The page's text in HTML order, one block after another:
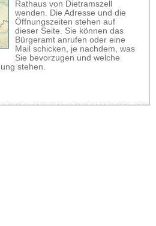
Rathaus von Dietramszell
wenden. Die Adresse und die
Öffnungszeiten stehen auf
dieser Seite. Sie können das
Bürgeramt anrufen oder eine
Mail schicken, je nachdem, was
Sie bevorzugen und welche
stehen.